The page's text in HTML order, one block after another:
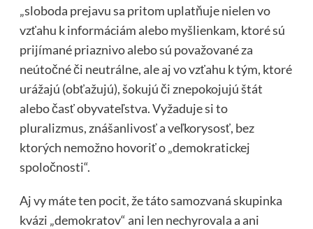
„sloboda prejavu sa pritom uplatňuje nielen vo
vzťahu k informáciám alebo myšlienkam, ktoré sú
prijímané priaznivo alebo sú považované za
neútočné či neutrálne, ale aj vo vzťahu k tým, ktoré
urážajú (obťažujú), šokujú či znepokojujú štát
alebo časť obyvateľstva. Vyžaduje si to
pluralizmus, znášanlivosť a veľkorysosť, bez
ktorých nemožno hovoriť o „demokratickej
spoločnosti“.
Aj vy máte ten pocit, že táto samozvaná skupinka
kvázi „demokratov“ ani len nechyrovala a ani